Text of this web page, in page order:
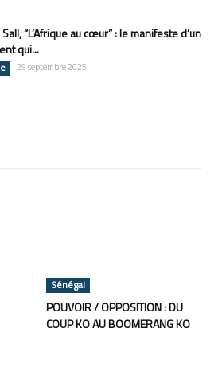
“L’Afrique au cœur” : le manifeste d’un
qui...
29 septembre 2025
Sénégal
POUVOIR / OPPOSITION : DU
COUP KO AU BOOMERANG KO